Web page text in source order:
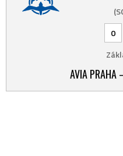
0
AVIA PRAHA